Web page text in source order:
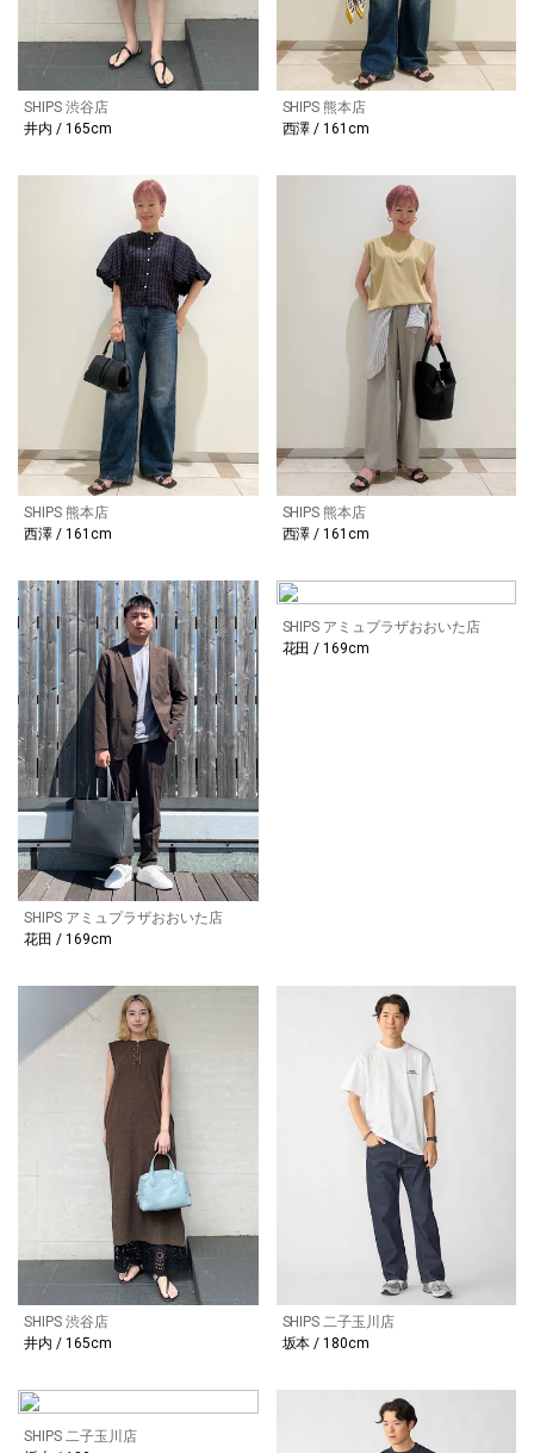
SHIPS 渋谷店
井内 / 165cm
SHIPS 熊本店
西澤 / 161cm
SHIPS 熊本店
西澤 / 161cm
SHIPS 熊本店
西澤 / 161cm
SHIPS アミュプラザおおいた店
花田 / 169cm
SHIPS アミュプラザおおいた店
花田 / 169cm
SHIPS 渋谷店
井内 / 165cm
SHIPS 二子玉川店
坂本 / 180cm
SHIPS 二子玉川店